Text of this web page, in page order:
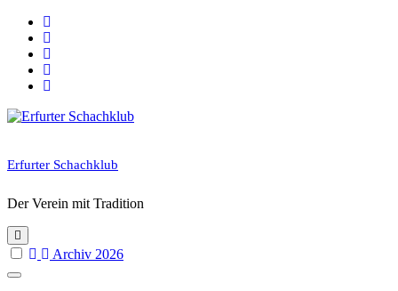
Skip
content
Erfurter Schachklub
Der Verein mit Tradition
Archiv 2026